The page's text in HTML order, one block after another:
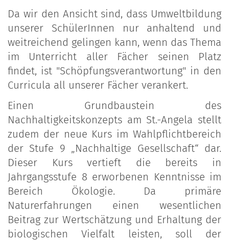
Da wir den Ansicht sind, dass Umweltbildung
unserer SchülerInnen nur anhaltend und
weitreichend gelingen kann, wenn das Thema
im Unterricht aller Fächer seinen Platz
findet, ist "Schöpfungsverantwortung" in den
Curricula all unserer Fächer verankert.
Einen Grundbaustein des
Nachhaltigkeitskonzepts am St.-Angela stellt
zudem der neue Kurs im Wahlpflichtbereich
der Stufe 9 „Nachhaltige Gesellschaft“ dar.
Dieser Kurs vertieft die bereits in
Jahrgangsstufe 8 erworbenen Kenntnisse im
Bereich Ökologie. Da primäre
Naturerfahrungen einen wesentlichen
Beitrag zur Wertschätzung und Erhaltung der
biologischen Vielfalt leisten, soll der